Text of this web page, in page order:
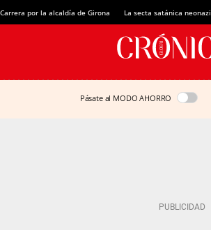
Carrera por la alcaldía de Girona La secta satánica neonazi
Pásate al MODO AHORRO